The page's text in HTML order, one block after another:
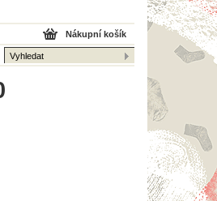
Nákupní košík